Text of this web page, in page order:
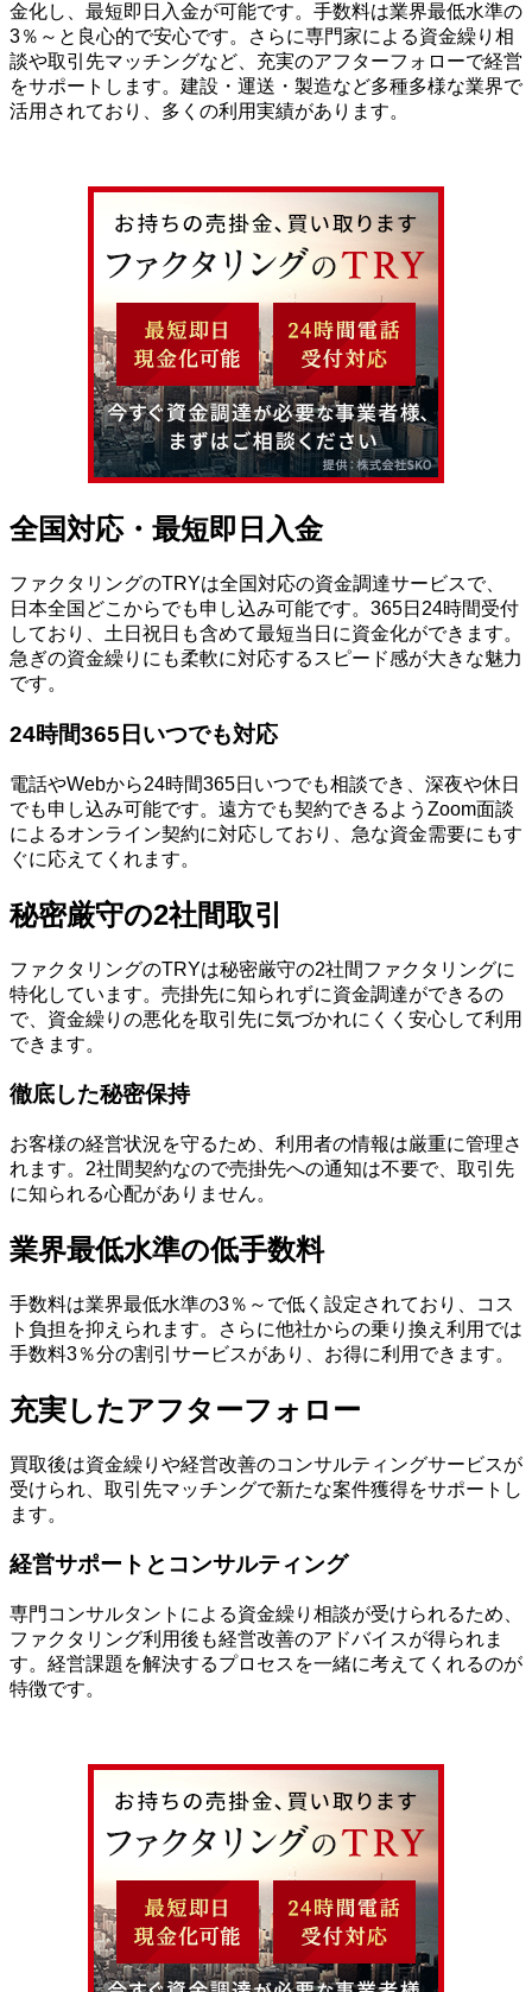
金化し、最短即日入金が可能です。手数料は業界最低水準の
3％～と良心的で安心です。さらに専門家による資金繰り相
談や取引先マッチングなど、充実のアフターフォローで経営
をサポートします。建設・運送・製造など多種多様な業界で
活用されており、多くの利用実績があります。
全国対応・最短即日入金
ファクタリングのTRYは全国対応の資金調達サービスで、
日本全国どこからでも申し込み可能です。365日24時間受付
しており、土日祝日も含めて最短当日に資金化ができます。
急ぎの資金繰りにも柔軟に対応するスピード感が大きな魅力
です。
24時間365日いつでも対応
電話やWebから24時間365日いつでも相談でき、深夜や休日
でも申し込み可能です。遠方でも契約できるようZoom面談
によるオンライン契約に対応しており、急な資金需要にもす
ぐに応えてくれます。
秘密厳守の2社間取引
ファクタリングのTRYは秘密厳守の2社間ファクタリングに
特化しています。売掛先に知られずに資金調達ができるの
で、資金繰りの悪化を取引先に気づかれにくく安心して利用
できます。
徹底した秘密保持
お客様の経営状況を守るため、利用者の情報は厳重に管理さ
れます。2社間契約なので売掛先への通知は不要で、取引先
に知られる心配がありません。
業界最低水準の低手数料
手数料は業界最低水準の3％～で低く設定されており、コス
ト負担を抑えられます。さらに他社からの乗り換え利用では
手数料3％分の割引サービスがあり、お得に利用できます。
充実したアフターフォロー
買取後は資金繰りや経営改善のコンサルティングサービスが
受けられ、取引先マッチングで新たな案件獲得をサポートし
ます。
経営サポートとコンサルティング
専門コンサルタントによる資金繰り相談が受けられるため、
ファクタリング利用後も経営改善のアドバイスが得られま
す。経営課題を解決するプロセスを一緒に考えてくれるのが
特徴です。